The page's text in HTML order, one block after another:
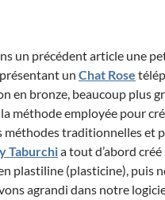
un précédent article une
un Chat Rose
en bronze, beaucoup plus
méthode employée pour
méthodes traditionnelles et
Taburchia tout d’abord
plastiline (plasticine), puis
agrandi dans notre